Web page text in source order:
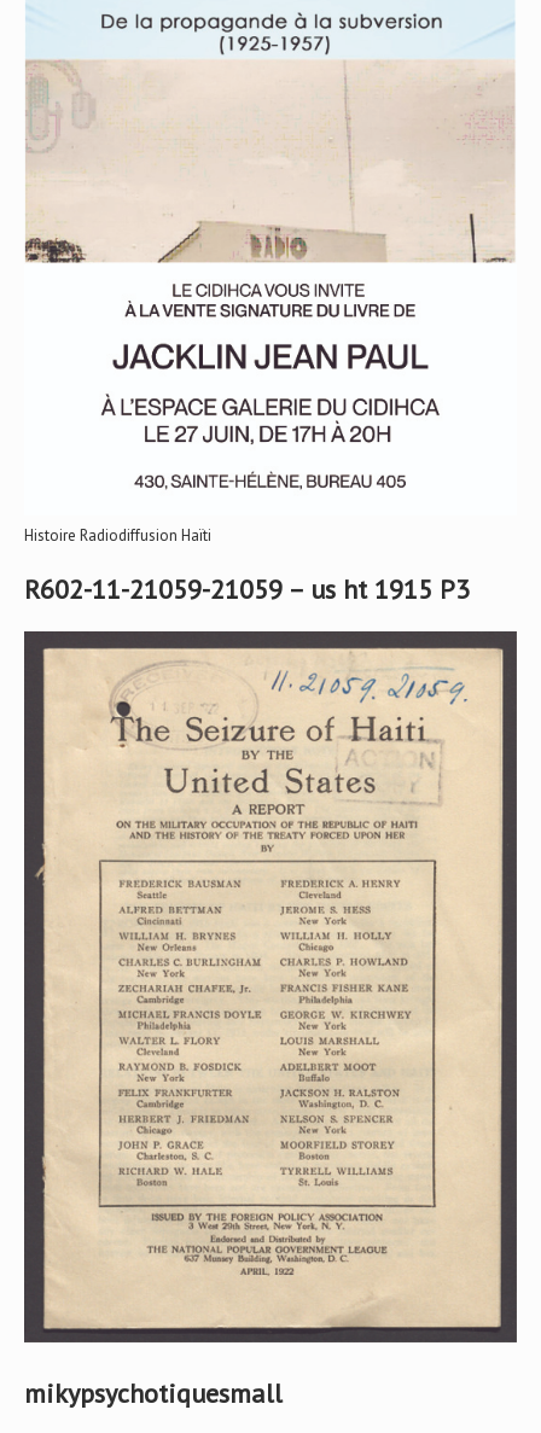
Histoire Radiodiffusion Haïti
R602-11-21059-21059 – us ht 1915 P3
mikypsychotiquesmall